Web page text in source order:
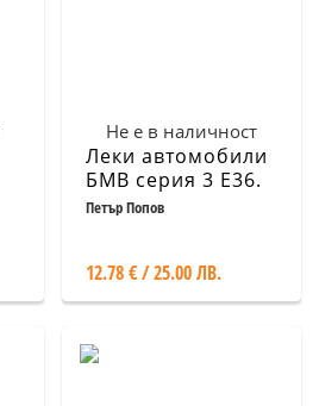
Не е в наличност
Леки автомобили
БМВ серия 3 Е36.
Конструкция,
Петър Попов
12.78 € / 25.00 ЛВ.